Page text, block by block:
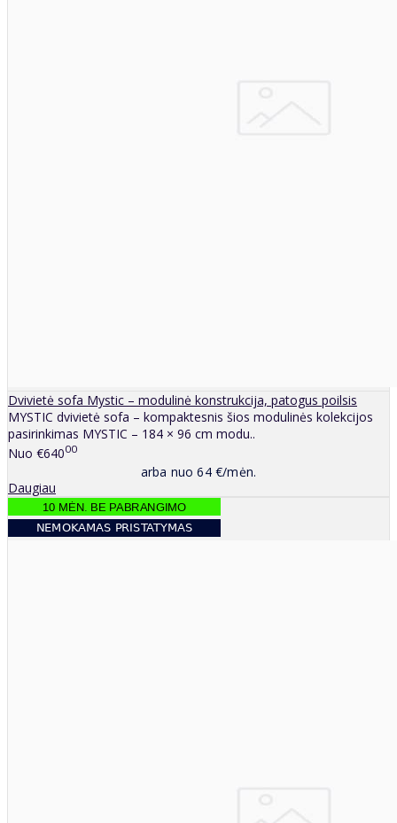
Dvivietė sofa Mystic – modulinė konstrukcija, patogus poilsis
MYSTIC dvivietė sofa – kompaktesnis šios modulinės kolekcijos
pasirinkimas MYSTIC – 184 × 96 cm modu..
Nuo €64000
arba nuo 64 €/mėn.
Daugiau